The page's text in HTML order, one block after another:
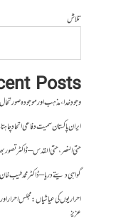
تلاش
Posts
وجودِ خدا، مذہب اور موجودہ
ایران پاکستان سمیت دفاعی اتحاد
حتی النصر ، حتی القدس – ڈاکٹر تصور
گواہی دیتے دریا – ڈاکٹر محمد طیب
احراریوں کی عیاشیاں : مجلس احرار
عزیز